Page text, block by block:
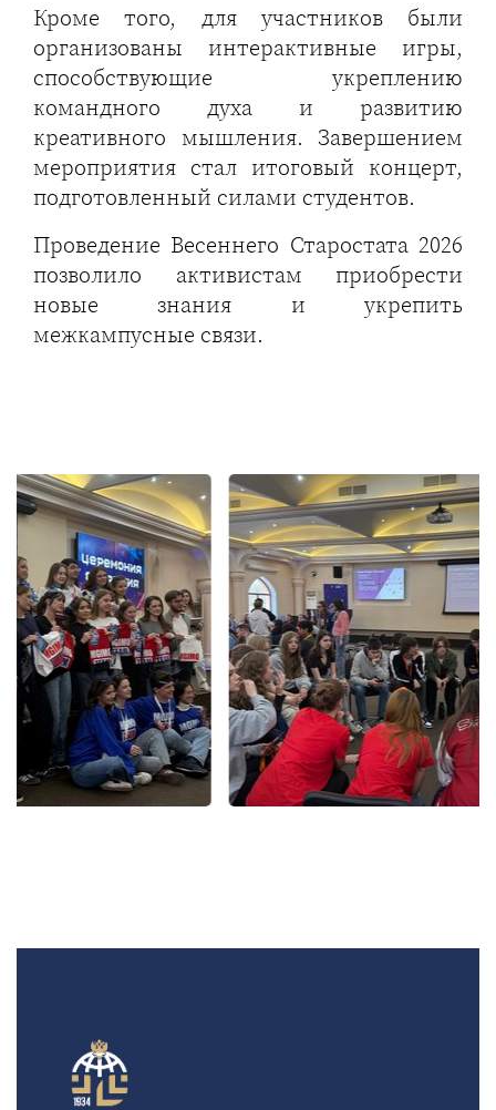
Кроме того, для участников были
организованы интерактивные игры,
способствующие укреплению
командного духа и развитию
креативного мышления. Завершением
мероприятия стал итоговый концерт,
подготовленный силами студентов.
Проведение Весеннего Старостата 2026
позволило активистам приобрести
новые знания и укрепить
межкампусные связи.